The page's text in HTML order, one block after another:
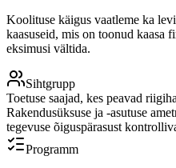
Koolituse käigus vaatleme ka
kaasuseid, mis on toonud kaasa
eksimusi vältida.
Sihtgrupp
Toetuse saajad, kes peavad
Rakendusüksuse ja -asutuse
tegevuse õiguspärasust
Programm